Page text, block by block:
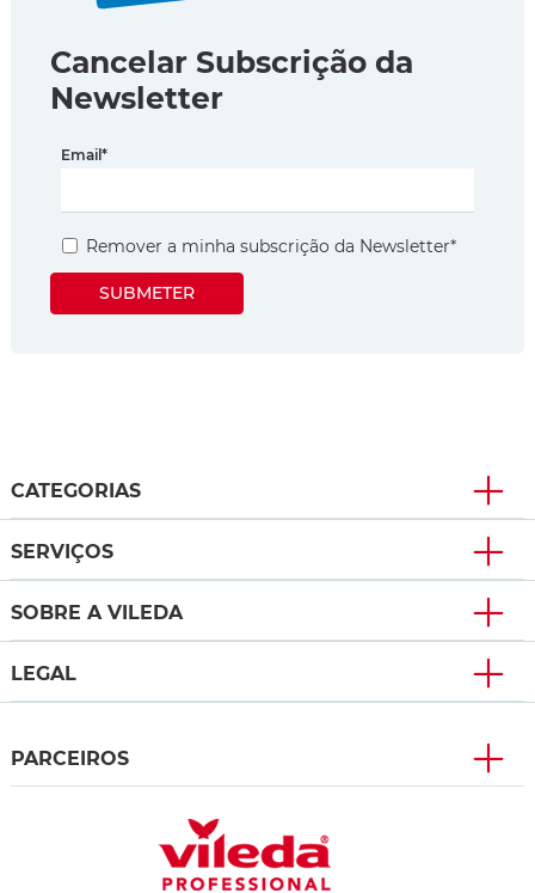
Cancelar Subscrição da
Newsletter
Email *
Remover a minha subscrição da Newsletter*
SUBMETER
CATEGORIAS
SERVIÇOS
SOBRE A VILEDA
LEGAL
PARCEIROS